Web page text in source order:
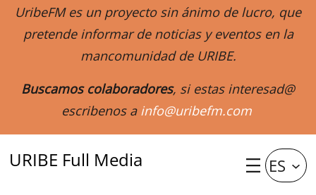
UribeFM es un proyecto sin ánimo de lucro, que
pretende informar de noticias y eventos en la
mancomunidad de URIBE.
Buscamos colaboradores, si estas interesad@
escribenos a info@uribefm.com
URIBE Full Media ES